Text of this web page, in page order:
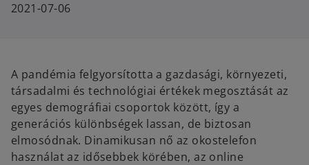
2021-07-06
A pandémia felgyorsította a gazdasági, környezeti,
társadalmi és technológiai értékek megosztását az
egyes demográfiai csoportok között, így a
generációs különbségek lassan, de biztosan
elmosódnak. Dinamikusan nő az okostelefon
használat az idősebbek körében, az online